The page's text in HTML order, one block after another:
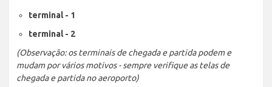
terminal - 1
terminal - 2
(Observação: os terminais de chegada e partida podem e
mudam por vários motivos - sempre verifique as telas de
chegada e partida no aeroporto)